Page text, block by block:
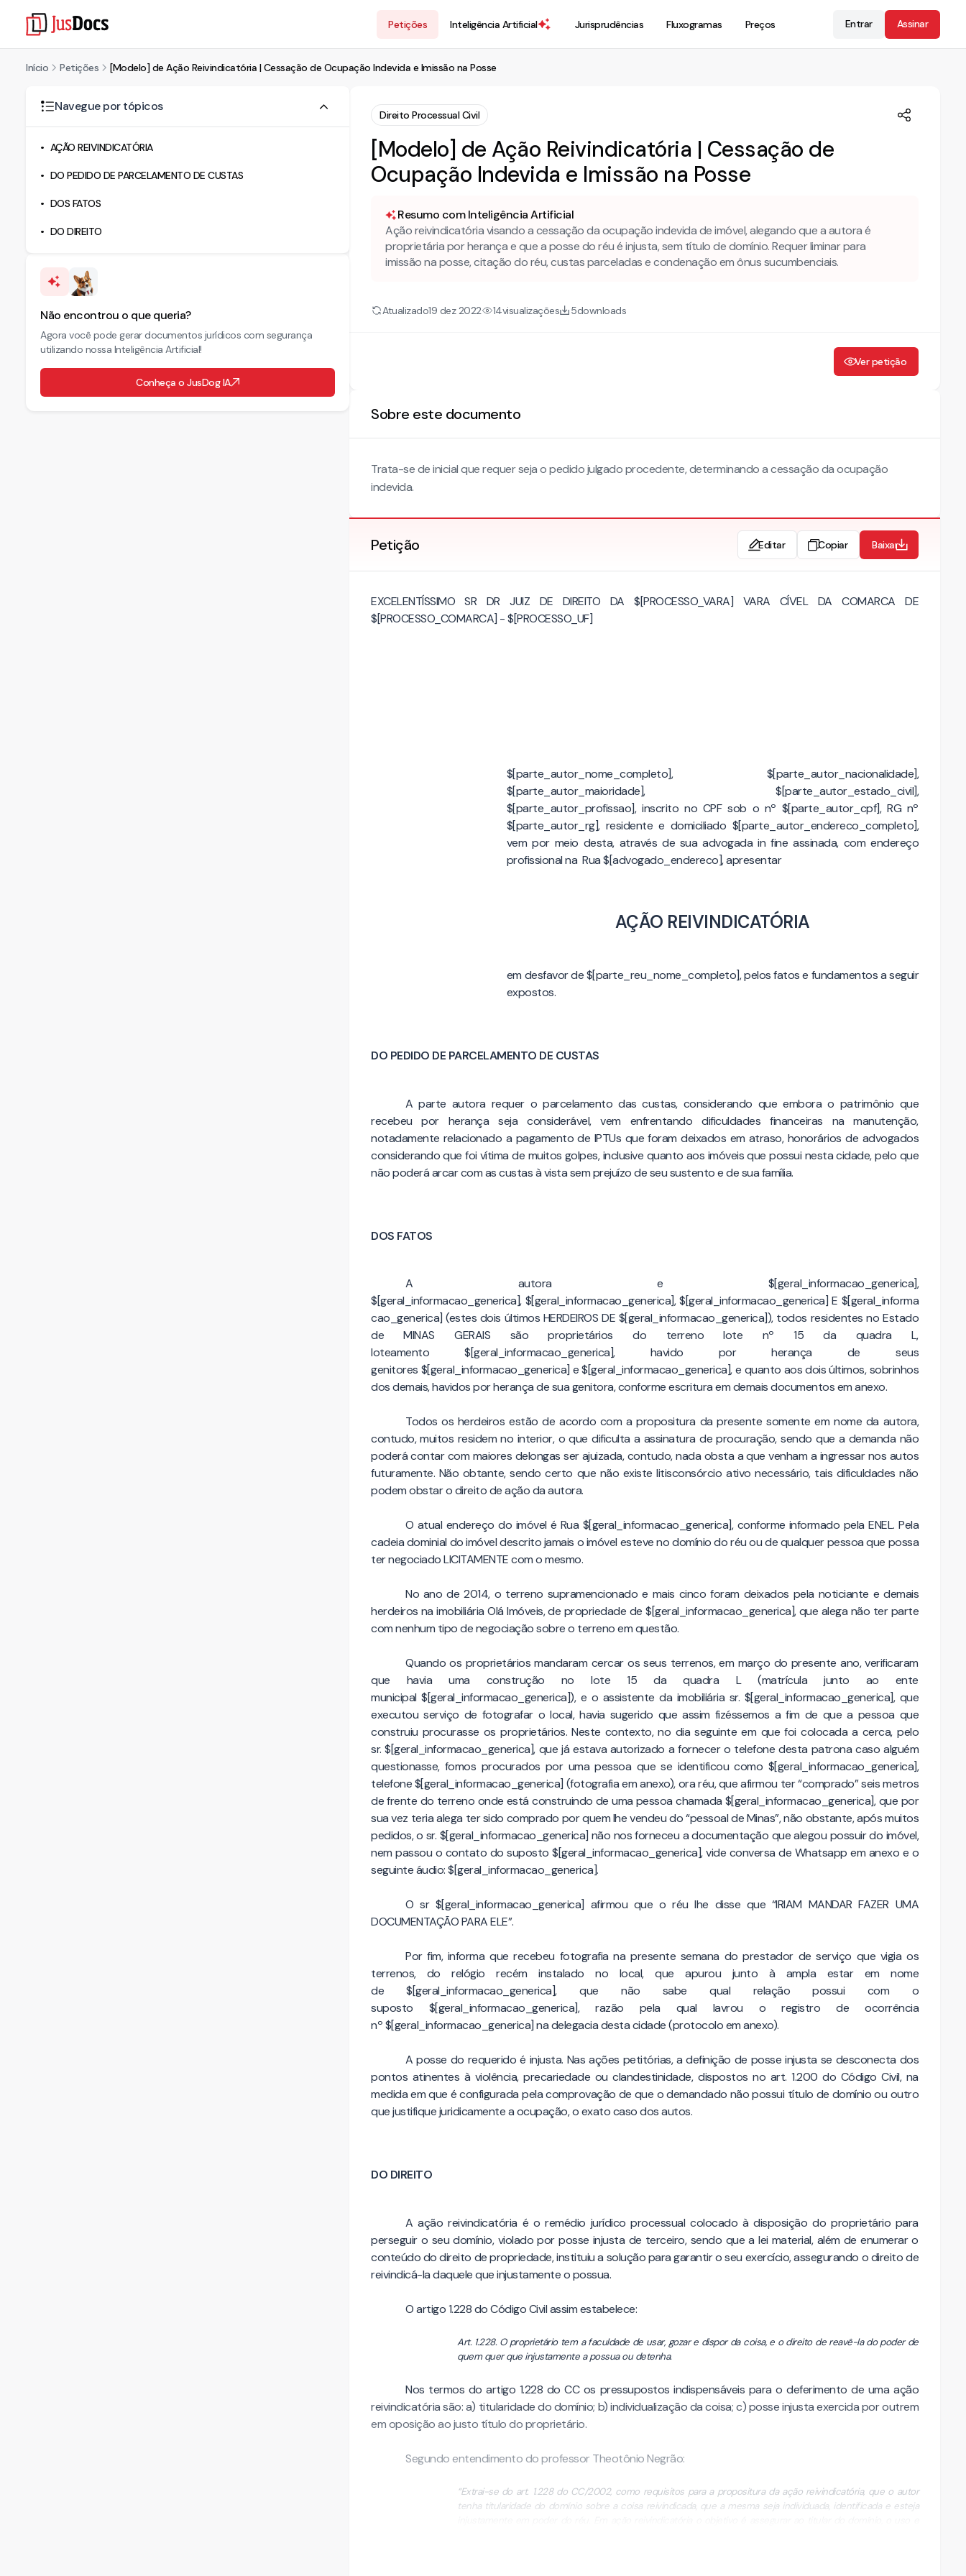
Petições Inteligência Artificial Jurisprudências Fluxogramas Preços Entrar Assinar
Início Petições [Modelo] de Ação Reivindicatória | Cessação de Ocupação Indevida e Imissão na Posse
Navegue por tópicos
AÇÃO REIVINDICATÓRIA
DO PEDIDO DE PARCELAMENTO DE CUSTAS
DOS FATOS
DO DIREITO
Não encontrou o que queria?
Agora você pode gerar documentos jurídicos com segurança
utilizando nossa Inteligência Artificial!
Conheça o JusDog IA
Direito Processual Civil
[Modelo] de Ação Reivindicatória | Cessação de
Ocupação Indevida e Imissão na Posse
Resumo com Inteligência Artificial
Ação reivindicatória visando a cessação da ocupação indevida de imóvel, alegando que a autora é
proprietária por herança e que a posse do réu é injusta, sem título de domínio. Requer liminar para
imissão na posse, citação do réu, custas parceladas e condenação em ônus sucumbenciais.
Atualizado19 dez 2022 14visualizações 5downloads
Ver petição
Sobre este documento
Trata-se de inicial que requer seja o pedido julgado procedente, determinando a cessação da ocupação
indevida.
Petição Editar Copiar Baixar
EXCELENTÍSSIMO SR DR JUIZ DE DIREITO DA $[PROCESSO_VARA] VARA CÍVEL DA COMARCA DE
$[PROCESSO_COMARCA] - $[PROCESSO_UF]
$[parte_autor_nome_completo], $[parte_autor_nacionalidade],
$[parte_autor_maioridade], $[parte_autor_estado_civil],
$[parte_autor_profissao], inscrito no CPF sob o nº $[parte_autor_cpf], RG nº
$[parte_autor_rg], residente e domiciliado $[parte_autor_endereco_completo],
vem por meio desta, através de sua advogada in fine assinada, com endereço
profissional na Rua $[advogado_endereco], apresentar
AÇÃO REIVINDICATÓRIA
em desfavor de $[parte_reu_nome_completo], pelos fatos e fundamentos a seguir
expostos.
DO PEDIDO DE PARCELAMENTO DE CUSTAS
A parte autora requer o parcelamento das custas, considerando que embora o patrimônio que
recebeu por herança seja considerável, vem enfrentando dificuldades financeiras na manutenção,
notadamente relacionado a pagamento de IPTUs que foram deixados em atraso, honorários de advogados
considerando que foi vítima de muitos golpes, inclusive quanto aos imóveis que possui nesta cidade, pelo que
não poderá arcar com as custas à vista sem prejuízo de seu sustento e de sua família.
DOS FATOS
A autora e $[geral_informacao_generica],
$[geral_informacao_generica], $[geral_informacao_generica],$[geral_informacao_generica] E $[geral_informa
cao_generica] (estes dois últimos HERDEIROS DE $[geral_informacao_generica]), todos residentes no Estado
de MINAS GERAIS são proprietários do terreno lote nº 15 da quadra L,
loteamento$[geral_informacao_generica], havido por herança de seus
genitores $[geral_informacao_generica] e$[geral_informacao_generica], e quanto aos dois últimos, sobrinhos
dos demais, havidos por herança de sua genitora, conforme escritura em demais documentos em anexo.
Todos os herdeiros estão de acordo com a propositura da presente somente em nome da autora,
contudo, muitos residem no interior, o que dificulta a assinatura de procuração, sendo que a demanda não
poderá contar com maiores delongas ser ajuizada, contudo, nada obsta a que venham a ingressar nos autos
futuramente. Não obtante, sendo certo que não existe litisconsórcio ativo necessário, tais dificuldades não
podem obstar o direito de ação da autora.
O atual endereço do imóvel é Rua $[geral_informacao_generica], conforme informado pela ENEL. Pela
cadeia dominial do imóvel descrito jamais o imóvel esteve no domínio do réu ou de qualquer pessoa que possa
ter negociado LICITAMENTE com o mesmo.
No ano de 2014, o terreno supramencionado e mais cinco foram deixados pela noticiante e demais
herdeiros na imobiliária Olá Imóveis, de propriedade de$[geral_informacao_generica], que alega não ter parte
com nenhum tipo de negociação sobre o terreno em questão.
Quando os proprietários mandaram cercar os seus terrenos, em março do presente ano, verificaram
que havia uma construção no lote 15 da quadra L (matrícula junto ao ente
municipal $[geral_informacao_generica]), e o assistente da imobiliária sr. $[geral_informacao_generica], que
executou serviço de fotografar o local, havia sugerido que assim fizéssemos a fim de que a pessoa que
construiu procurasse os proprietários. Neste contexto, no dia seguinte em que foi colocada a cerca, pelo
sr.$[geral_informacao_generica], que já estava autorizado a fornecer o telefone desta patrona caso alguém
questionasse, fomos procurados por uma pessoa que se identificou como $[geral_informacao_generica],
telefone$[geral_informacao_generica] (fotografia em anexo), ora réu, que afirmou ter “comprado” seis metros
de frente do terreno onde está construindo de uma pessoa chamada $[geral_informacao_generica], que por
sua vez teria alega ter sido comprado por quem lhe vendeu do “pessoal de Minas”, não obstante, após muitos
pedidos, o sr. $[geral_informacao_generica] não nos forneceu a documentação que alegou possuir do imóvel,
nem passou o contato do suposto $[geral_informacao_generica], vide conversa de Whatsapp em anexo e o
seguinte áudio: $[geral_informacao_generica].
O sr $[geral_informacao_generica] afirmou que o réu lhe disse que “IRIAM MANDAR FAZER UMA
DOCUMENTAÇÃO PARA ELE”.
Por fim, informa que recebeu fotografia na presente semana do prestador de serviço que vigia os
terrenos, do relógio recém instalado no local, que apurou junto à ampla estar em nome
de$[geral_informacao_generica], que não sabe qual relação possui com o
suposto $[geral_informacao_generica], razão pela qual lavrou o registro de ocorrência
nº$[geral_informacao_generica] na delegacia desta cidade (protocolo em anexo).
A posse do requerido é injusta. Nas ações petitórias, a definição de posse injusta se desconecta dos
pontos atinentes à violência, precariedade ou clandestinidade, dispostos no art. 1.200 do Código Civil, na
medida em que é configurada pela comprovação de que o demandado não possui título de domínio ou outro
que justifique juridicamente a ocupação, o exato caso dos autos.
DO DIREITO
A ação reivindicatória é o remédio jurídico processual colocado à disposição do proprietário para
perseguir o seu domínio, violado por posse injusta de terceiro, sendo que a lei material, além de enumerar o
conteúdo do direito de propriedade, instituiu a solução para garantir o seu exercício, assegurando o direito de
reivindicá-la daquele que injustamente o possua.
O artigo 1.228 do Código Civil assim estabelece:
Art. 1.228. O proprietário tem a faculdade de usar, gozar e dispor da coisa, e o direito de reavê-la do poder de
quem quer que injustamente a possua ou detenha.
Nos termos do artigo 1.228 do CC os pressupostos indispensáveis para o deferimento de uma ação
reivindicatória são: a) titularidade do domínio; b) individualização da coisa; c) posse injusta exercida por outrem
em oposição ao justo título do proprietário.
Segundo entendimento do professor Theotônio Negrão:
“Extrai-se do art. 1.228 do CC/2002, como requisitos para a propositura da ação reivindicatória, que o autor
tenha titularidade do domínio sobre a coisa reivindicada, que a mesma seja individuada, identificada e esteja